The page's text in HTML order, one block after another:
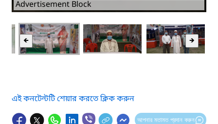
Sheba Box
🡸 🡺
এই কনটেন্টটি শেয়ার করতে ক্লিক করুন
আপনার মতামত প্রদান করুন